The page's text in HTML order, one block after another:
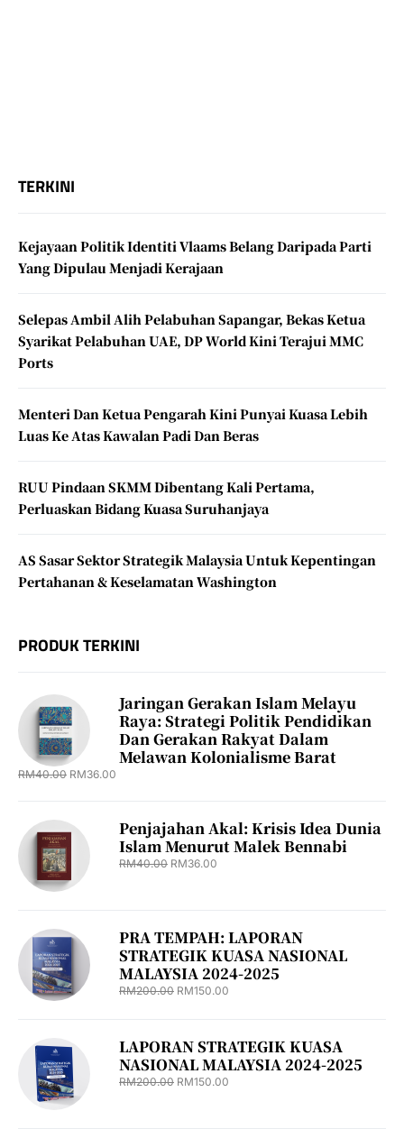
TERKINI
Kejayaan Politik Identiti Vlaams Belang Daripada Parti
Yang Dipulau Menjadi Kerajaan
Selepas Ambil Alih Pelabuhan Sapangar, Bekas Ketua
Syarikat Pelabuhan UAE, DP World Kini Terajui MMC
Ports
Menteri Dan Ketua Pengarah Kini Punyai Kuasa Lebih
Luas Ke Atas Kawalan Padi Dan Beras
RUU Pindaan SKMM Dibentang Kali Pertama,
Perluaskan Bidang Kuasa Suruhanjaya
AS Sasar Sektor Strategik Malaysia Untuk Kepentingan
Pertahanan & Keselamatan Washington
PRODUK TERKINI
Jaringan Gerakan Islam Melayu
Raya: Strategi Politik Pendidikan
Dan Gerakan Rakyat Dalam
Melawan Kolonialisme Barat
RM40.00 RM36.00
Penjajahan Akal: Krisis Idea Dunia
Islam Menurut Malek Bennabi
RM40.00 RM36.00
PRA TEMPAH: LAPORAN
STRATEGIK KUASA NASIONAL
MALAYSIA 2024-2025
RM200.00 RM150.00
LAPORAN STRATEGIK KUASA
NASIONAL MALAYSIA 2024-2025
RM200.00 RM150.00